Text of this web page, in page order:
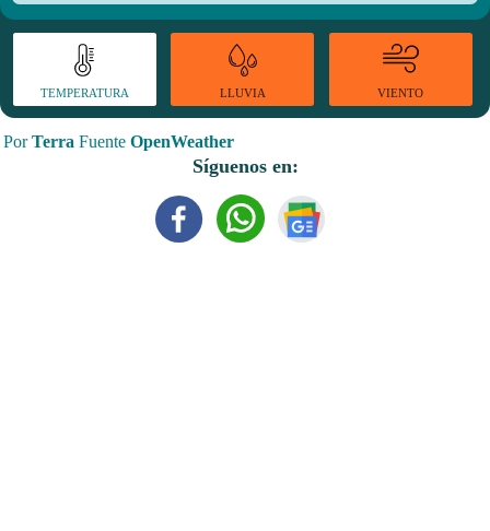
TEMPERATURA LLUVIA VIENTO
PorTerra Fuente OpenWeather
Síguenos en: